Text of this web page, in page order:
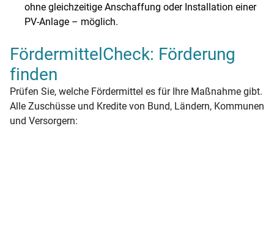
ohne gleichzeitige Anschaffung oder Installation einer
PV-Anlage – möglich.
FördermittelCheck: Förderung
finden
Prüfen Sie, welche Fördermittel es für Ihre Maßnahme gibt.
Alle Zuschüsse und Kredite von Bund, Ländern, Kommunen
und Versorgern: